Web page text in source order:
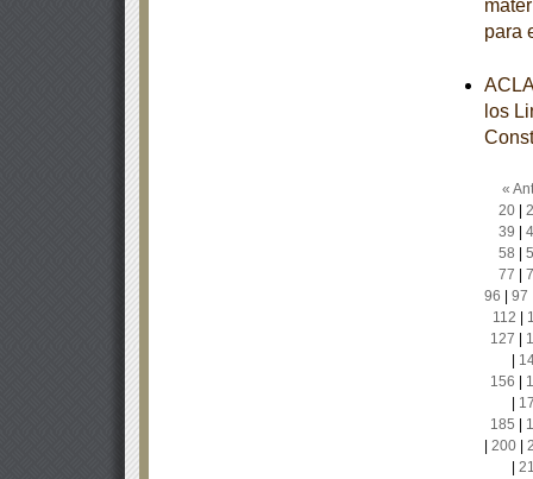
para
los
«
20|
39
58
77
96
97
112
127
156
185
200|